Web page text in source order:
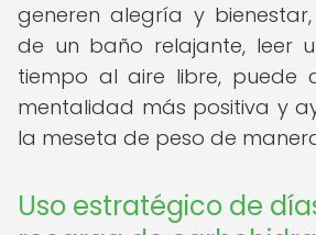
generen alegría y
de un baño relajante, leer
tiempo al aire libre, puede
mentalidad más positiva y
la meseta de peso de
Uso estratégico de